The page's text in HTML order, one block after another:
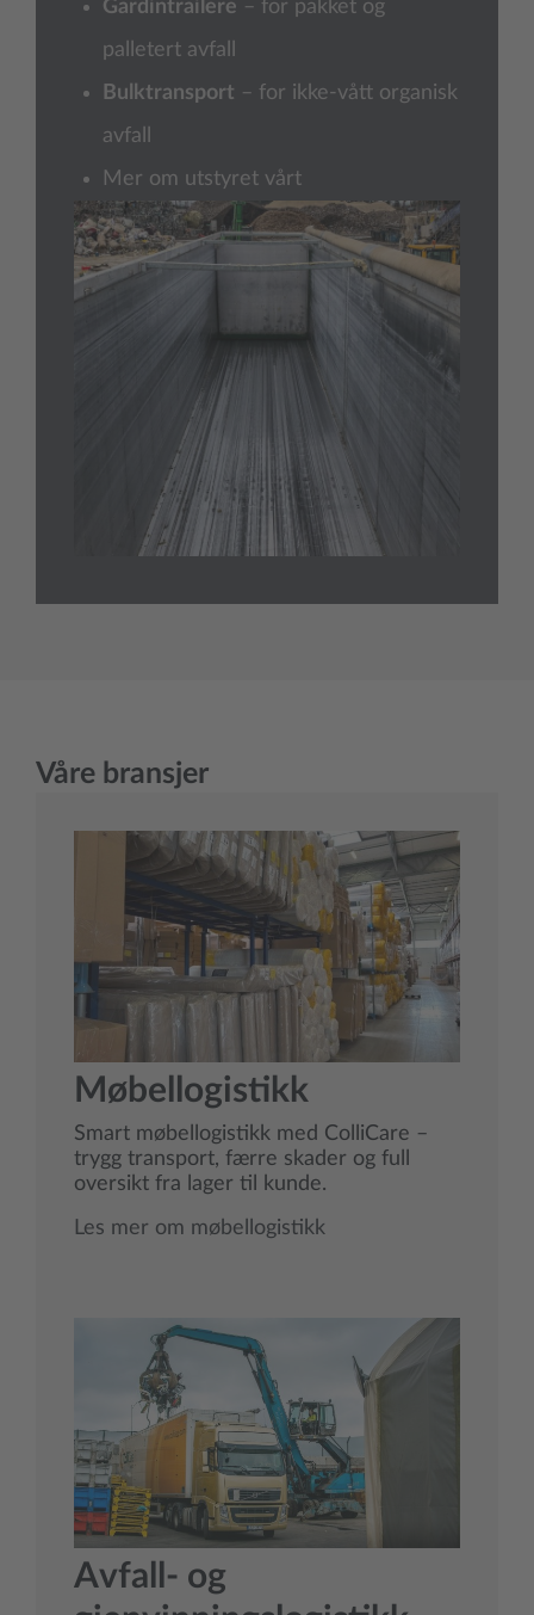
Gardintrailere – for pakket og
palletert avfall
Bulktransport – for ikke-vått organisk
avfall
Mer om utstyret vårt
Våre bransjer
Møbellogistikk
Smart møbellogistikk med ColliCare –
trygg transport, færre skader og full
oversikt fra lager til kunde.
Les mer om møbellogistikk
Avfall- og